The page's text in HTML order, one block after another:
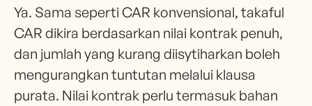
Ya. Sama seperti CAR konvensional, takaful
CAR dikira berdasarkan nilai kontrak penuh,
dan jumlah yang kurang diisytiharkan boleh
mengurangkan tuntutan melalui klausa
purata. Nilai kontrak perlu termasuk bahan